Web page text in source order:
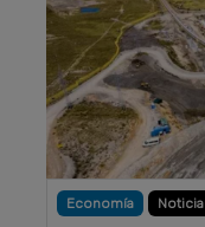
Economía Noticia